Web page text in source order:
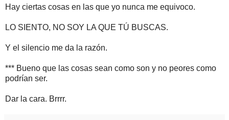
Hay ciertas cosas en las que yo nunca me equivoco.
LO SIENTO, NO SOY LA QUE TÚ BUSCAS.
Y el silencio me da la razón.
*** Bueno que las cosas sean como son y no peores como
podrían ser.
Dar la cara. Brrrr.